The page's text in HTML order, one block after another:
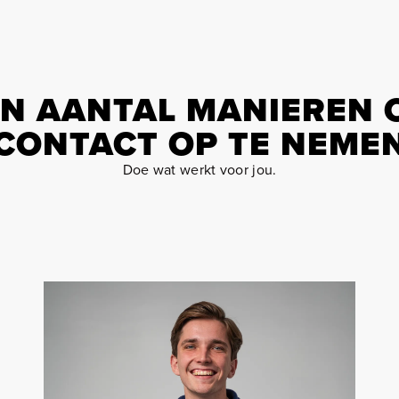
AANTAL MANIEREN
OP TE
Doe wat werkt voor jou.